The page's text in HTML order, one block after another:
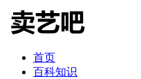
首页
百科知识